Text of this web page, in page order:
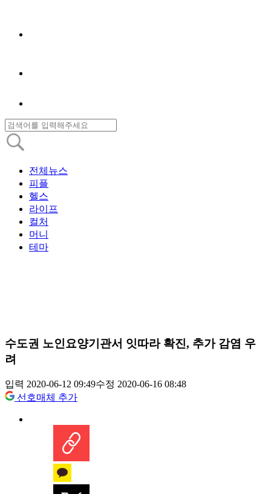
전체뉴스
피플
헬스
라이프
컬처
머니
테마
수도권 노인요양기관서 잇따라 확진, 추가 감염 우
려
입력 2020-06-12 09:49수정 2020-06-16 08:48
선호매체 추가